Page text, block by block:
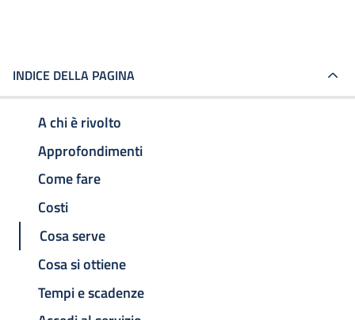
INDICE DELLA PAGINA
A chi è rivolto
Approfondimenti
Come fare
Costi
Cosa serve
Cosa si ottiene
Tempi e scadenze